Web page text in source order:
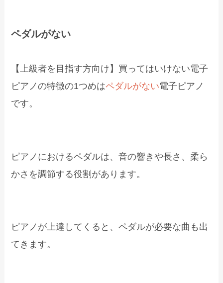
ペダルがない
【上級者を目指す方向け】買ってはいけない電子
ピアノの特徴の1つめはペダルがない電子ピアノ
です。
ピアノにおけるペダルは、音の響きや長さ、柔ら
かさを調節する役割があります。
ピアノが上達してくると、ペダルが必要な曲も出
てきます。